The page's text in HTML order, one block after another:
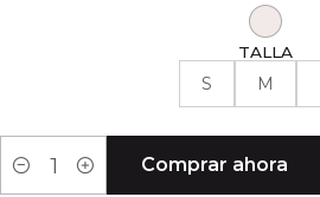
TALLA
S M
Cantidad
Comprar ahora